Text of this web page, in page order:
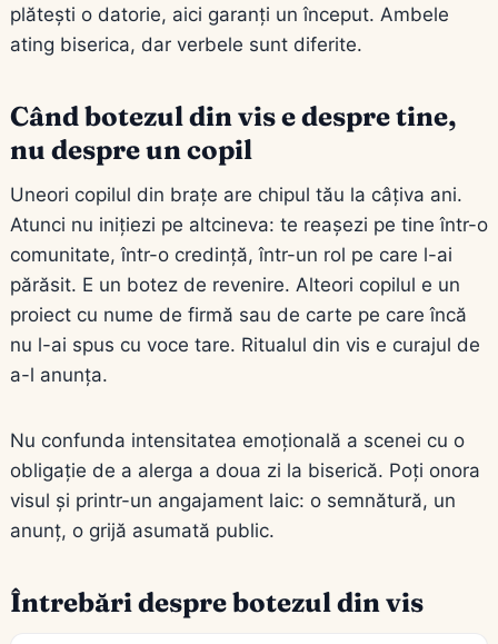
plătești o datorie, aici garanți un început. Ambele
ating biserica, dar verbele sunt diferite.
Când botezul din vis e despre tine,
nu despre un copil
Uneori copilul din brațe are chipul tău la câțiva ani.
Atunci nu inițiezi pe altcineva: te reașezi pe tine într-o
comunitate, într-o credință, într-un rol pe care l-ai
părăsit. E un botez de revenire. Alteori copilul e un
proiect cu nume de firmă sau de carte pe care încă
nu l-ai spus cu voce tare. Ritualul din vis e curajul de
a-l anunța.
Nu confunda intensitatea emoțională a scenei cu o
obligație de a alerga a doua zi la biserică. Poți onora
visul și printr-un angajament laic: o semnătură, un
anunț, o grijă asumată public.
Întrebări despre botezul din vis